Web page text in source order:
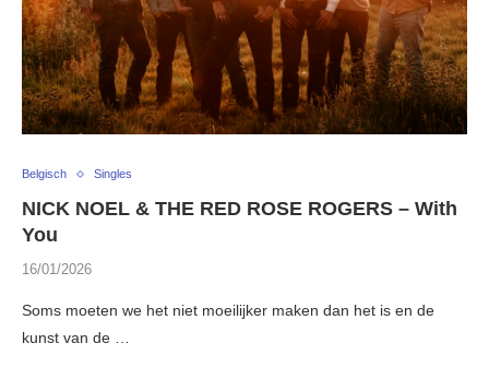
Belgisch Singles
NICK NOEL & THE RED ROSE ROGERS – With
You
16/01/2026
Soms moeten we het niet moeilijker maken dan het is en de
kunst van de …